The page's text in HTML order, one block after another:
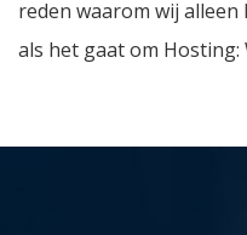
reden waarom wij
als het gaat om Hosting: